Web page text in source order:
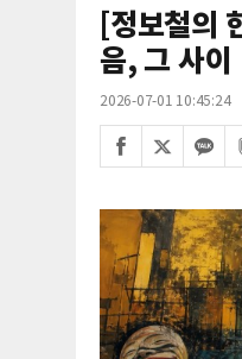
[정보철의
음, 그 사이
2026-07-01 10:45:24